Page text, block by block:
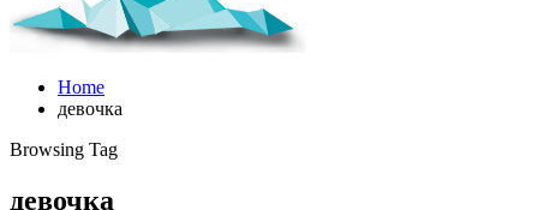
Home
девочка
Browsing Tag
девочка